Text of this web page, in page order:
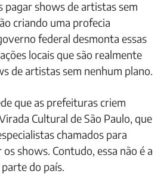
pagar shows de artistas sem
criando uma profecia
federal desmonta essas
locais que são realmente
de artistas sem nenhum plano.
que as prefeituras criem
Cultural de São Paulo, que
chamados para
shows. Contudo, essa não é a
do país.